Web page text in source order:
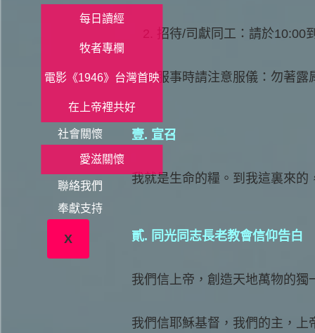
每日讀經
牧者專欄
電影《1946》台灣首映
在上帝裡共好
社會關懷
愛滋關懷
聯絡我們
奉獻支持
X
招待/司獻同工：請於10:00
服事時請注意服儀：勿著露
壹. 宣召
我就是生命的糧。到我這裏來
貳. 同光同志長老教會信仰告白
我們信上帝，創造天地萬物的
我們信耶穌基督，我們的主，上